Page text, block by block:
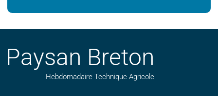
Paysan Breton
Hebdomadaire Technique Agricole